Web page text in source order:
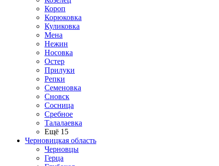
Короп
Корюковка
Куликовка
Мена
Нежин
Носовка
Остер
Прилуки
Репки
Семеновка
Сновск
Сосница
Сребное
Талалаевка
Ещё 15
Черновицкая область
Черновцы
Герца